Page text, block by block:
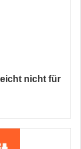
nicht für